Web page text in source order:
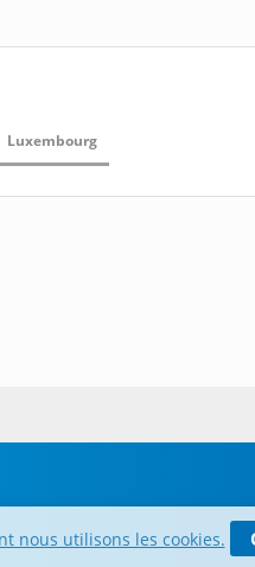
Luxembourg
nous utilisons les cookies.